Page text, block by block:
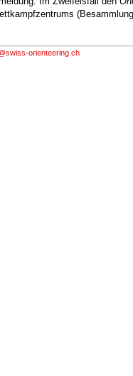
orienteering.ch